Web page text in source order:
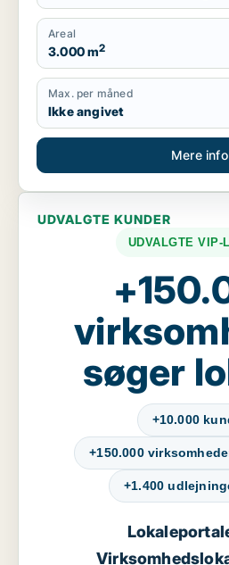
Areal
3.000 m2
Max. per måned
Ikke angivet
Mere info
UDVALGTE KUNDER
UDVALGTE VIP-
søger
+10.000
+150.000
+1.400